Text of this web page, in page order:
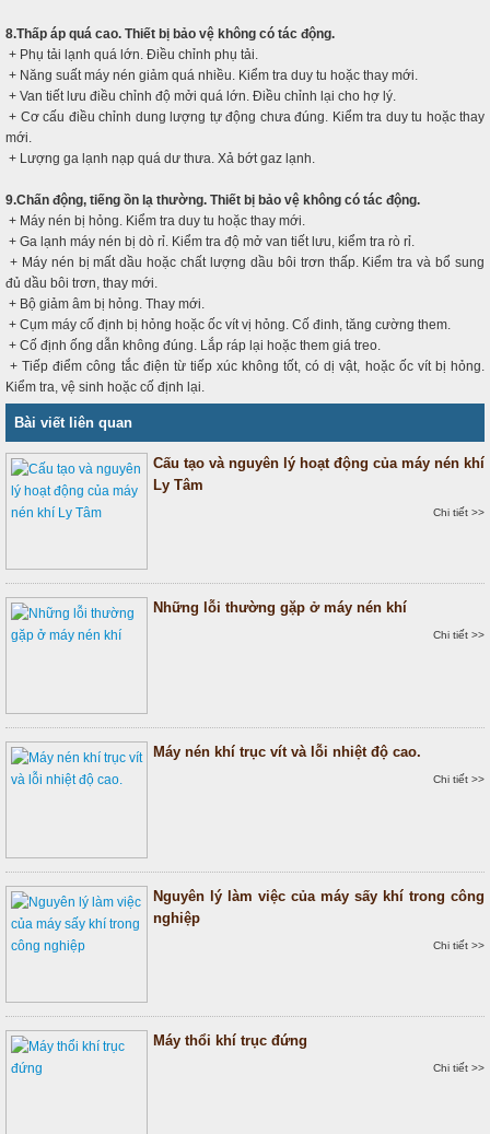
8.Thấp áp quá cao. Thiết bị bảo vệ không có tác động.
+ Phụ tải lạnh quá lớn. Điều chỉnh phụ tải.
+ Năng suất máy nén giảm quá nhiều. Kiểm tra duy tu hoặc thay mới.
+ Van tiết lưu điều chỉnh độ mởi quá lớn. Điều chỉnh lại cho hợ lý.
+ Cơ cấu điều chỉnh dung lượng tự động chưa đúng. Kiểm tra duy tu hoặc thay
mới.
+ Lượng ga lạnh nạp quá dư thưa. Xả bớt gaz lạnh.
9.Chấn động, tiếng ồn lạ thường. Thiết bị bảo vệ không có tác động.
+ Máy nén bị hỏng. Kiểm tra duy tu hoặc thay mới.
+ Ga lạnh máy nén bị dò rỉ. Kiểm tra độ mở van tiết lưu, kiểm tra rò rỉ.
+ Máy nén bị mất dầu hoặc chất lượng dầu bôi trơn thấp. Kiểm tra và bổ sung
đủ dầu bôi trơn, thay mới.
+ Bộ giảm âm bị hỏng. Thay mới.
+ Cụm máy cố định bị hỏng hoặc ốc vít vị hỏng. Cố đinh, tăng cường them.
+ Cố định ống dẫn không đúng. Lắp ráp lại hoặc them giá treo.
+ Tiếp điểm công tắc điện từ tiếp xúc không tốt, có dị vật, hoặc ốc vít bị hỏng.
Kiểm tra, vệ sinh hoặc cố định lại.
Bài viết liên quan
Cấu tạo và nguyên lý hoạt động của máy nén khí
Ly Tâm
Chi tiết >>
Những lỗi thường gặp ở máy nén khí
Chi tiết >>
Máy nén khí trục vít và lỗi nhiệt độ cao.
Chi tiết >>
Nguyên lý làm việc của máy sấy khí trong công
nghiệp
Chi tiết >>
Máy thổi khí trục đứng
Chi tiết >>